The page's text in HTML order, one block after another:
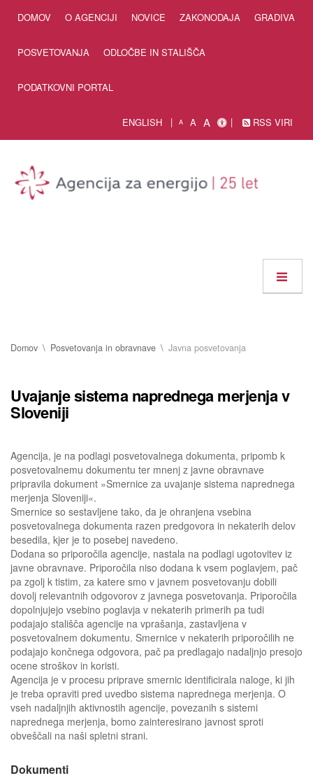
DOMOV O AGENCIJI NOVICE ZAKONODAJA GRADIVA
POSVETOVANJA ODLOČBE IN STALIŠČA
PODATKOVNI PORTAL
ENGLISH A A A RSS VIRI
Domov Posvetovanja in obravnave Javna posvetovanja
Uvajanje sistema naprednega merjenja v
Sloveniji
Agencija, je na podlagi posvetovalnega dokumenta, pripomb k
posvetovalnemu dokumentu ter mnenj z javne obravnave
pripravila dokument »Smernice za uvajanje sistema naprednega
merjenja Sloveniji«.
Smernice so sestavljene tako, da je ohranjena vsebina
posvetovalnega dokumenta razen predgovora in nekaterih delov
besedila, kjer je to posebej navedeno.
Dodana so priporočila agencije, nastala na podlagi ugotovitev iz
javne obravnave. Priporočila niso dodana k vsem poglavjem, pač
pa zgolj k tistim, za katere smo v javnem posvetovanju dobili
dovolj relevantnih odgovorov z javnega posvetovanja. Priporočila
dopolnjujejo vsebino poglavja v nekaterih primerih pa tudi
podajajo stališča agencije na vprašanja, zastavljena v
posvetovalnem dokumentu. Smernice v nekaterih priporočilih ne
podajajo končnega odgovora, pač pa predlagajo nadaljnjo presojo
ocene stroškov in koristi.
Agencija je v procesu priprave smernic identificirala naloge, ki jih
je treba opraviti pred uvedbo sistema naprednega merjenja. O
vseh nadaljnjih aktivnostih agencije, povezanih s sistemi
naprednega merjenja, bomo zainteresirano javnost sproti
obveščali na naši spletni strani.
Dokumenti